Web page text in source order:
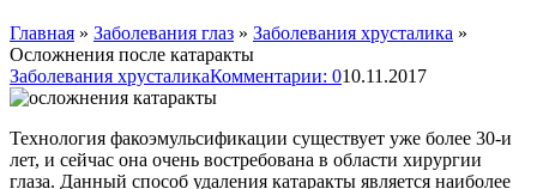
Главная » Заболевания глаз » Заболевания хрусталика »
Осложнения после катаракты
Заболевания хрусталикаКомментарии: 010.11.2017
Технология факоэмульсификации существует уже более 30-и
лет, и сейчас она очень востребована в области хирургии
глаза. Данный способ удаления катаракты является наиболее